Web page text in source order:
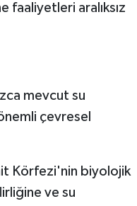
faaliyetleri aralıksız
mevcut su
çevresel
Körfezi'nin biyolojik
ve su